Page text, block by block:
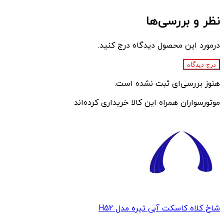
نظر و بررسی‌ها
درمورد این محصول دیدگاه درج کنید.
درج دیدگاه
هنوز بررسی‌ای ثبت نشده است.
موتورسواران همراه این کالا خریداری کرده‌اند
شاخ کلاه کاسکت آبی تیره مدل H52